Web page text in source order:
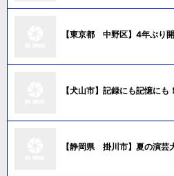
【東京都 中野区】4年ぶり
【犬山市】記録にも記憶に
【静岡県 掛川市】夏の演芸